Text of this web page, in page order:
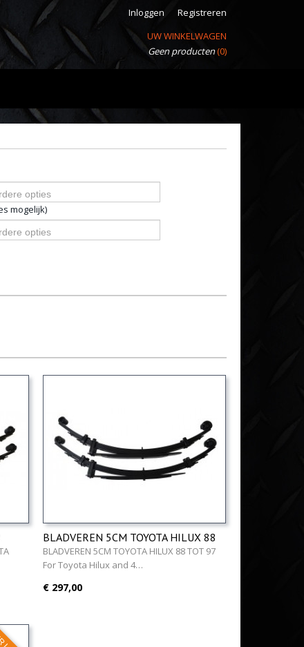
Inloggen
Registreren
UW WINKELWAGEN
Geen producten(0)
opties
mogelijk)
opties
BLADVEREN 5CM TOYOTA HILUX 88
TOT 97
BLADVEREN 5CM TOYOTA HILUX 88 TOT 97
For Toyota Hilux and 4…
€ 297,00